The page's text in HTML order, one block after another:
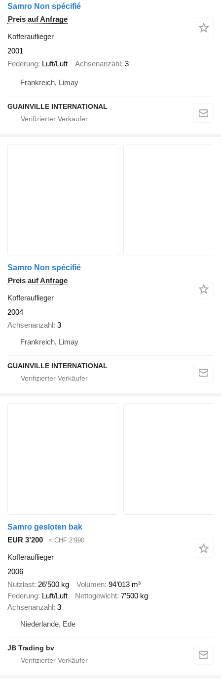
Samro Non spécifié
Preis auf Anfrage
Kofferauflieger
2001
Federung Luft/Luft Achsenanzahl 3
Frankreich, Limay
GUAINVILLE INTERNATIONAL
Samro Non spécifié
Preis auf Anfrage
Kofferauflieger
2004
Achsenanzahl 3
Frankreich, Limay
GUAINVILLE INTERNATIONAL
Samro gesloten bak
EUR 3’200
≈ CHF 2’990
Kofferauflieger
2006
Nutzlast 26’500 kg Volumen 94’013 m³
Federung Luft/Luft Nettogewicht 7’500 kg
Achsenanzahl 3
Niederlande, Ede
JB Trading bv